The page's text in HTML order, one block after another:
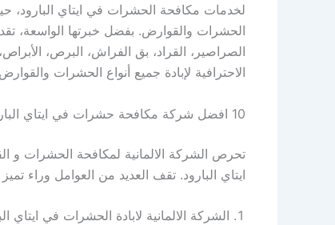
لخدمات مكافحة الحشرات في ايتاي البارود،
الحشرات والقوارض. بفضل خبرتها الواسعة،
الصراصير، القراد، بق الفراش، البرص،
الاحترافية لإبادة جميع أنواع الحشرات
10 افضل شركة مكافحة حشرات في ايتاي البارود
ايتاي البارود. تقف العديد من العوامل وراء